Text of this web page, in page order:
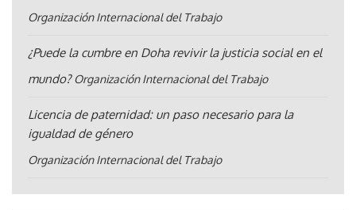
Organización Internacional del Trabajo
¿Puede la cumbre en Doha revivir la justicia social en el
mundo? Organización Internacional del Trabajo
Licencia de paternidad: un paso necesario para la
igualdad de género
Organización Internacional del Trabajo